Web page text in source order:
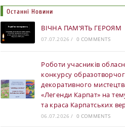
Останні Новини
ВІЧНА ПАМ’ЯТЬ ГЕРОЯМ
07.07.2026 / 0 COMMENTS
Роботи учасників
конкурсу
декоративного
«Легенди Карпат» на
та краса Карпатських
06.07.2026 / 0 COMMENTS